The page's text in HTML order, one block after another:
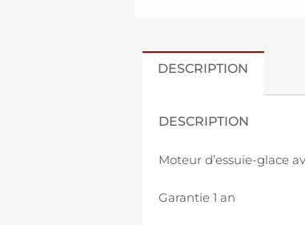
DESCRIPTION
DESCRIPTION
Moteur d’essuie-glace
Garantie 1 an